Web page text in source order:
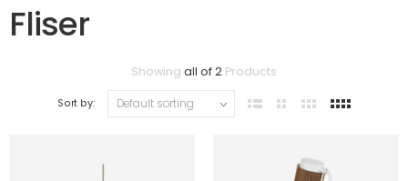
Fliser
Showing all of 2 Products
Sort by: